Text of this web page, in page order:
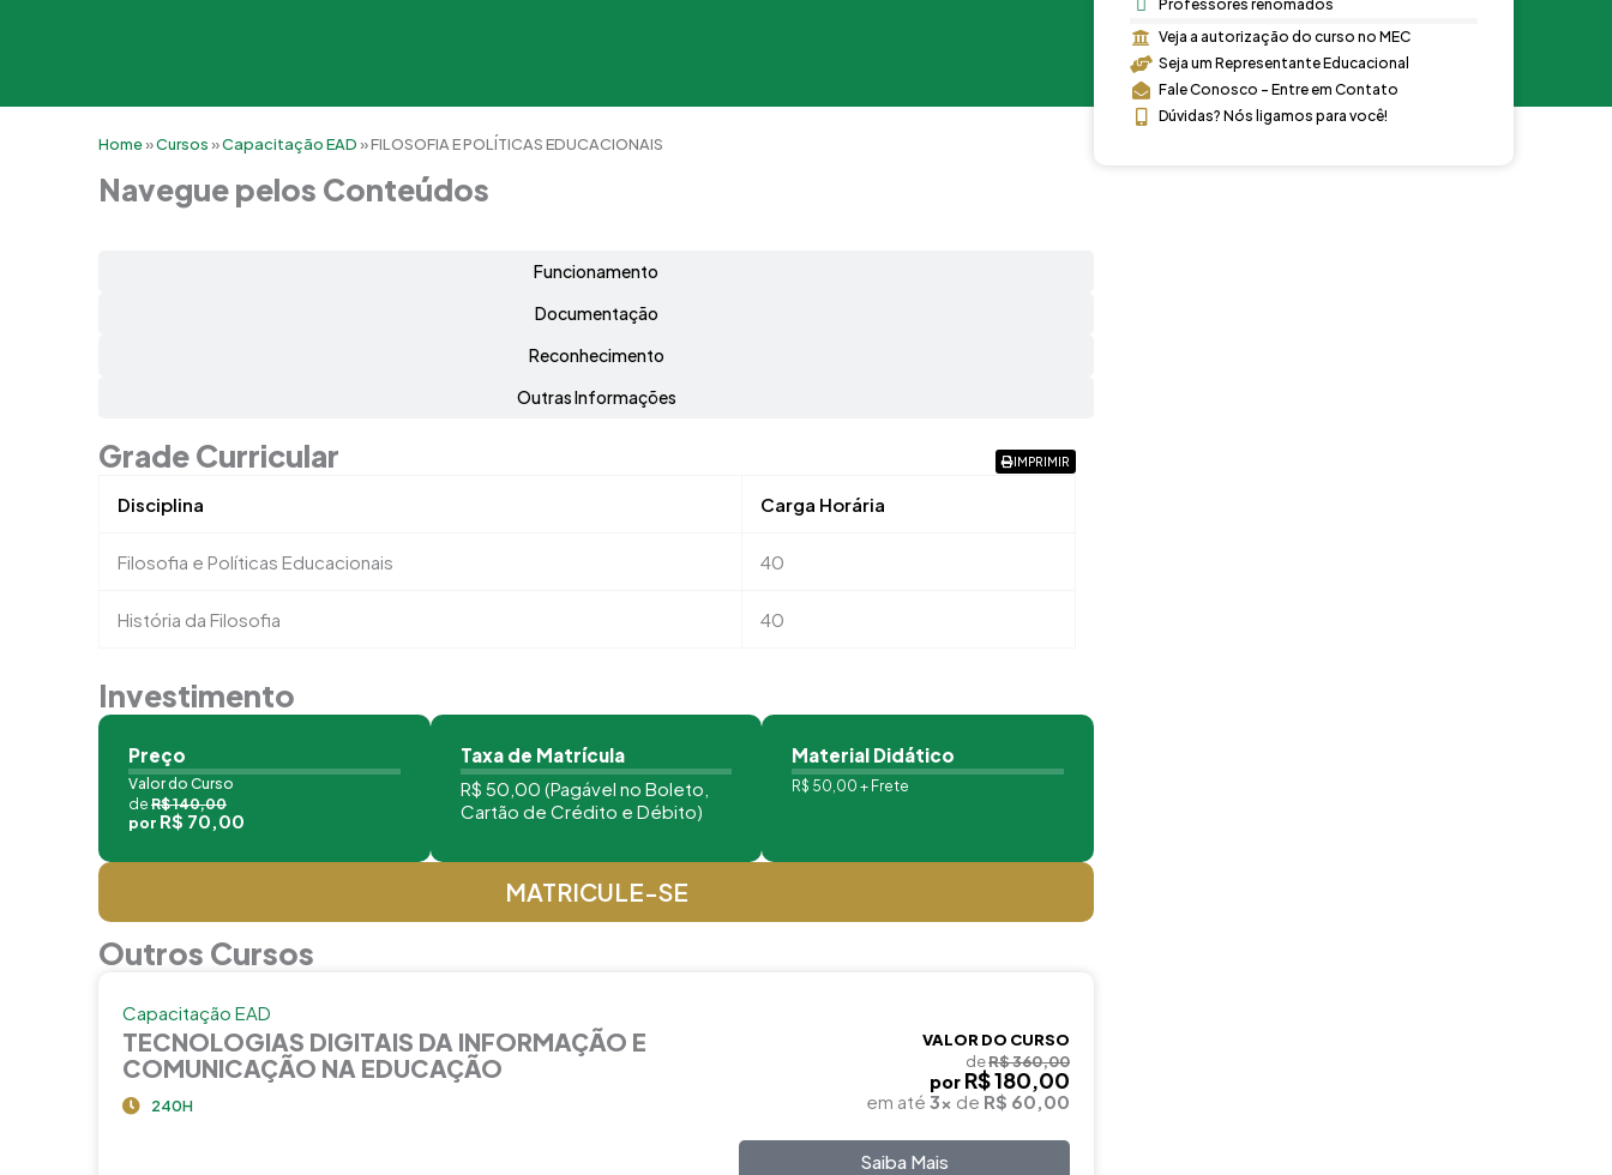
Home»Cursos»Capacitação EAD»FILOSOFIA E POLÍTICAS EDUCACIONAIS
Navegue pelos Conteúdos
Funcionamento
Documentação
Reconhecimento
Outras Informações
IMPRIMIR
Grade Curricular
Disciplina Carga Horária
Filosofia e Políticas Educacionais 40
História da Filosofia 40
Investimento
Preço
Valor do Curso
de R$ 140,00
por R$ 70,00
Taxa de Matrícula
R$ 50,00 (Pagável no Boleto,
Cartão de Crédito e Débito)
Material Didático
R$ 50,00 + Frete
MATRICULE-SE
Outros Cursos
Capacitação EAD
TECNOLOGIAS DIGITAIS DA INFORMAÇÃO E
COMUNICAÇÃO NA EDUCAÇÃO
240H
VALOR DO CURSO
deR$ 360,00
por R$ 180,00
em até 3x de R$ 60,00
Saiba Mais
Professores renomados
Veja a autorização do curso no MEC
Seja um Representante Educacional
Fale Conosco - Entre em Contato
Dúvidas? Nós ligamos para você!